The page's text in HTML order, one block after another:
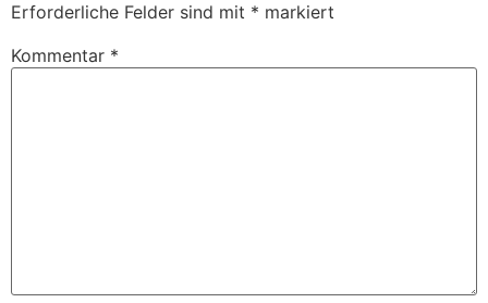
Erforderliche Felder sind mit * markiert
Kommentar *